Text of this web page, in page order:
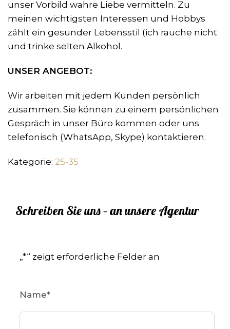
unser Vorbild wahre Liebe vermitteln. Zu
meinen wichtigsten Interessen und Hobbys
zählt ein gesunder Lebensstil (ich rauche nicht
und trinke selten Alkohol.
UNSER ANGEBOT:
Wir arbeiten mit jedem Kunden persönlich
zusammen. Sie können zu einem persönlichen
Gespräch in unser Büro kommen oder uns
telefonisch (WhatsApp, Skype) kontaktieren.
Kategorie: 25-35
Schreiben Sie uns – an unsere Agentur
„*“ zeigt erforderliche Felder an
Name*